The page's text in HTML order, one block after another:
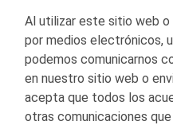
Al utilizar este sitio web
por medios electrónicos,
podemos comunicarnos
en nuestro sitio web o
acepta que todos los
otras comunicaciones